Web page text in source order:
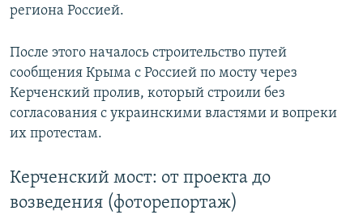
региона Россией.
После этого началось строительство путей
сообщения Крыма с Россией по мосту через
Керченский пролив, который строили без
согласования с украинскими властями и вопреки
их протестам.
Керченский мост: от проекта до
возведения (фоторепортаж)